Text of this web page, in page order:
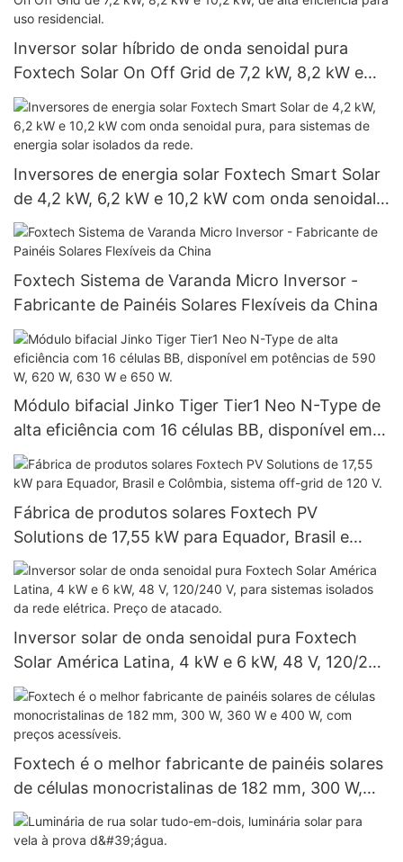
Inversor solar híbrido de onda senoidal pura
Foxtech Solar On Off Grid de 7,2 kW, 8,2 kW e
10,2 kW, de alta eficiência para uso residencial.
Inversores de energia solar Foxtech Smart Solar
de 4,2 kW, 6,2 kW e 10,2 kW com onda senoidal
pura, para sistemas de energia solar isolados da
rede.
Foxtech Sistema de Varanda Micro Inversor -
Fabricante de Painéis Solares Flexíveis da China
Módulo bifacial Jinko Tiger Tier1 Neo N-Type de
alta eficiência com 16 células BB, disponível em
potências de 590 W, 620 W, 630 W e 650 W.
Fábrica de produtos solares Foxtech PV
Solutions de 17,55 kW para Equador, Brasil e
Colômbia, sistema off-grid de 120 V.
Inversor solar de onda senoidal pura Foxtech
Solar América Latina, 4 kW e 6 kW, 48 V, 120/240
V, para sistemas isolados da rede elétrica. Preço
de atacado.
Foxtech é o melhor fabricante de painéis solares
de células monocristalinas de 182 mm, 300 W,
360 W e 400 W, com preços acessíveis.